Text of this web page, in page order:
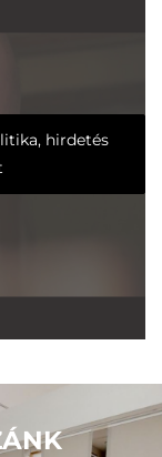
hirdetés